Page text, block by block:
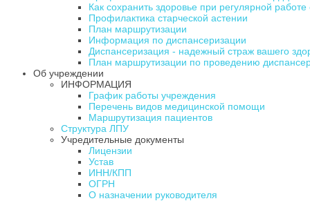
Как сохранить здоровье при регулярной
Профилактика старческой астении
План маршрутизации
Информация по диспансеризации
Диспансеризация - надежный страж вашего
План маршрутизации по проведению
Об учреждении
ИНФОРМАЦИЯ
График работы учреждения
Перечень видов медицинской помощи
Маршрутизация пациентов
Структура ЛПУ
Учредительные документы
Лицензии
Устав
ИНН/КПП
ОГРН
О назначении руководителя